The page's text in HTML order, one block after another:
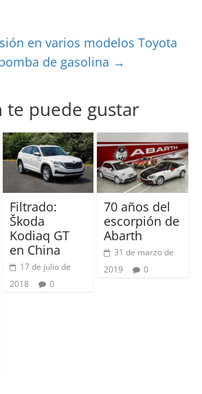
en varios modelos Toyota
de gasolina →
te puede gustar
Filtrado:
Škoda
Kodiaq GT
en China
17 de julio de
2018
0
70 años del
escorpión de
Abarth
31 de marzo de
2019
0